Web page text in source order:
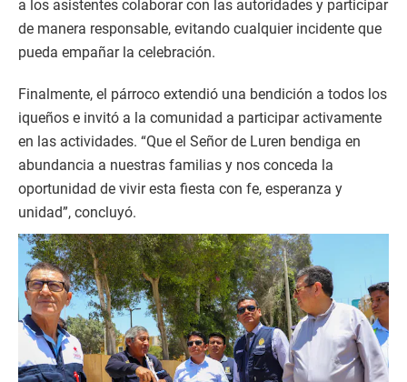
a los asistentes colaborar con las autoridades y participar
de manera responsable, evitando cualquier incidente que
pueda empañar la celebración.
Finalmente, el párroco extendió una bendición a todos los
iqueños e invitó a la comunidad a participar activamente
en las actividades. “Que el Señor de Luren bendiga en
abundancia a nuestras familias y nos conceda la
oportunidad de vivir esta fiesta con fe, esperanza y
unidad”, concluyó.